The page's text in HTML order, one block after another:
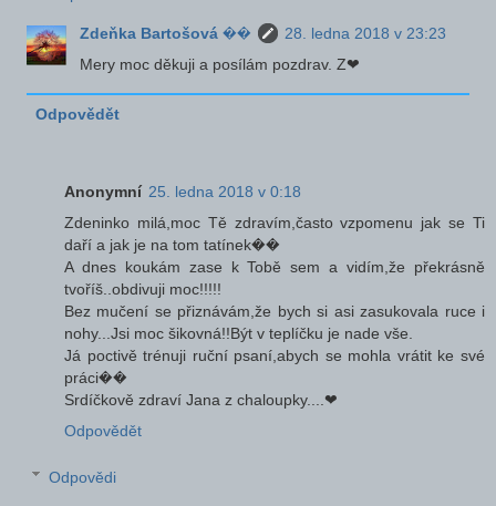
Zdeňka Bartošová ��
28. ledna 2018 v 23:23
Mery moc děkuji a posílám pozdrav. Z❤
Odpovědět
Anonymní 25. ledna 2018 v 0:18
Zdeninko milá,moc Tě zdravím,často vzpomenu jak se Ti
daří a jak je na tom tatínek��
A dnes koukám zase k Tobě sem a vidím,že překrásně
tvoříš..obdivuji moc!!!!!
Bez mučení se přiznávám,že bych si asi zasukovala ruce i
nohy...Jsi moc šikovná!!Být v teplíčku je nade vše.
Já poctivě trénuji ruční psaní,abych se mohla vrátit ke své
práci��
Srdíčkově zdraví Jana z chaloupky....❤
Odpovědět
Odpovědi